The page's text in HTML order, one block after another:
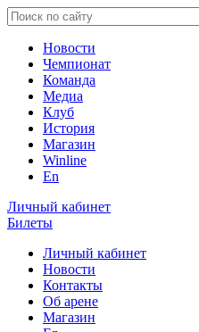
Новости
Чемпионат
Команда
Медиа
Клуб
История
Магазин
Winline
En
Личный кабинет
Билеты
Личный кабинет
Новости
Контакты
Об арене
Магазин